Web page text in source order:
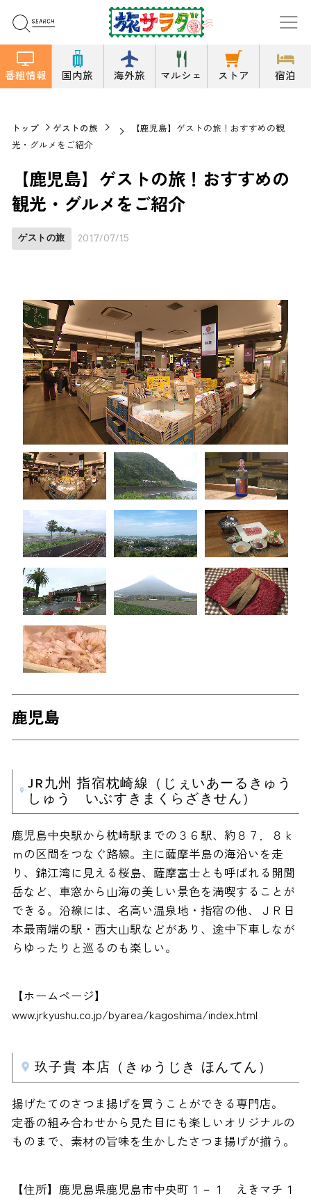
番組情報 国内旅 海外旅 マルシェ ストア 宿泊
トップ ゲストの旅
【鹿児島】ゲストの旅！おすすめの観
光・グルメをご紹介
【鹿児島】ゲストの旅！おすすめの
観光・グルメをご紹介
ゲストの旅 2017/07/15
鹿児島
JR九州 指宿枕崎線（じぇいあーるきゅう
しゅう いぶすきまくらざきせん）
鹿児島中央駅から枕崎駅までの３６駅、約８７．８ｋ
ｍの区間をつなぐ路線。主に薩摩半島の海沿いを走
り、錦江湾に見える桜島、薩摩富士とも呼ばれる開聞
岳など、車窓から山海の美しい景色を満喫することが
できる。沿線には、名高い温泉地・指宿の他、ＪＲ日
本最南端の駅・西大山駅などがあり、途中下車しなが
らゆったりと巡るのも楽しい。
【ホームページ】
www.jrkyushu.co.jp/byarea/kagoshima/index.html
玖子貴 本店（きゅうじき ほんてん）
揚げたてのさつま揚げを買うことができる専門店。
定番の組み合わせから見た目にも楽しいオリジナルの
ものまで、素材の旨味を生かしたさつま揚げが揃う。
【住所】鹿児島県鹿児島市中央町１－１ えきマチ１